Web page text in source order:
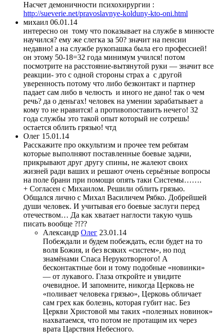
Насчет демоничности психохирургии :
http://sueverie.net/pravoslavnye-kolduny-kto-oni.html
михаил 06.01.14
интересно он тому что показывает на службе в минюсте
научился? ему же слегка за 50? значит на пенсии
недавно! а на службе рукопашка была его профессией!
он этому 50-18=32 года минимум учился! потом
посмотрите на расстояние-вытянутой руки — значит все
реакции- это с одной стороны страх а с другой
уверенность потому что либо безконтакт и партнер
падает сам либо в челюсть и иного не дано! так о чем
речь? да о деньгах! человек на умении зарабатывает а
кому то не нравится! а противопоставить нечего! 32
года службы это такой опыт который не сотрешь!
остается облить грязью! чтд
Олег 15.01.14
Расскажите про оккультизм и прочее тем ребятам
которые выполняют поставленные боевые задачи,
прикрывают друг другу спины, не жалеют своих
жизней ради ваших и решают очень серьёзные вопросы
на поле брани при помощи опять таки Системы…….
+ Согласен с Михаилом. Решили облить грязью.
Общался лично с Михал Василичем Рябко. Добрейшей
души человек. И учитывая его боевые заслуги перед
отечеством… Да как хватает наглости такую чушь
писать вообще ?!??
Александр Олег 23.01.14
Побеждали и будем побеждать, если будет на то
воля Божия, и без всяких «систем», но под
знамёнами Спаса Нерукотворного! А
бесконтактные бои и тому подобные «новинки»
— от лукавого. Глаза откройте и увидите
очевидное. И запомните, никогда Церковь не
«поливает человека грязью», Церковь обличает
сам грех как болезнь, которая губит нас. Без
Церкви Христовой мы таких «полезных новинок»
нахватаемся, что потом не протащим их через
врата Царствия Небесного.